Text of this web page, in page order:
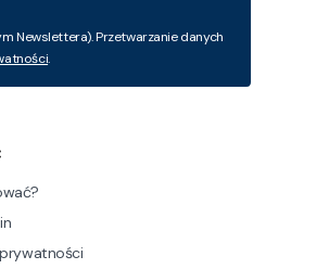
Newslettera). Przetwarzanie danych
.